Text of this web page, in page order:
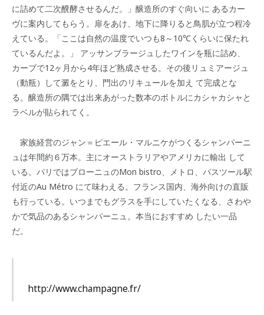
に詰めて二次醗酵させるんだ。」醸造所のすぐ向いに あるカー
ヴに案内してもらう。扉をあけ、地下に降りると鳥肌が立つ程冷
えている。「ここは自然の温度でいつも8～10℃くらいに保たれ
ているんだよ。」 アッサンブラージュしたワインを瓶に詰め、
カーブで12ヶ月から4年ほど熟成させる。その後リュミアージュ
（動瓶）して澱をとり、門出のリキュールを加え て完成とな
る。醸造所の隅では出来あがった数本のボトルにカシャカシャと
ラベルが貼られてく。
家族経営のジャン＝ピエール・マルニケがつくるシャンパーニ
ュは年間約６万本。主にオーストラリアやアメリカに輸出 して
いる。パリではブローニュのMon bistro、メトロ、パスツール駅
付近のAu Métro にて味わえる。フランス国内、海外向けの直販
も行っている。いつまでもグラスを手にしていたくなる、さわや
かで気品のあるシャンパーニュ。本当におすすめ したい一品
だ。
http://www.champagne.fr/